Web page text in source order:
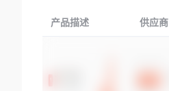
产品描述 供应商